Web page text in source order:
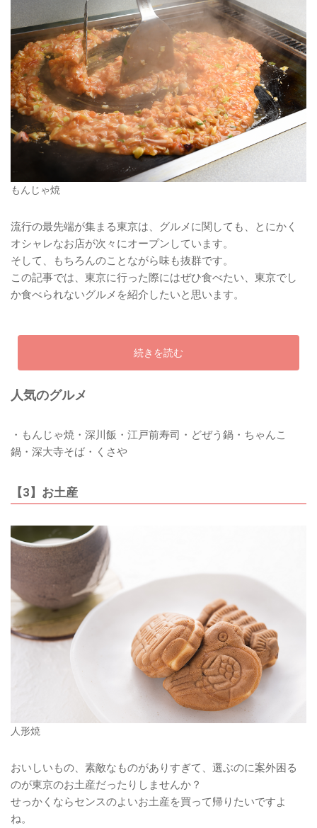
もんじゃ焼
流行の最先端が集まる東京は、グルメに関しても、とにかく
オシャレなお店が次々にオープンしています。
そして、もちろんのことながら味も抜群です。
この記事では、東京に行った際にはぜひ食べたい、東京でし
か食べられないグルメを紹介したいと思います。
続きを読む
人気のグルメ
・もんじゃ焼・深川飯・江戸前寿司・どぜう鍋・ちゃんこ
鍋・深大寺そば・くさや
【3】お土産
人形焼
おいしいもの、素敵なものがありすぎて、選ぶのに案外困る
のが東京のお土産だったりしませんか？
せっかくならセンスのよいお土産を買って帰りたいですよ
ね。